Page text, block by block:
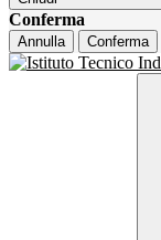
Conferma
Annulla Conferma